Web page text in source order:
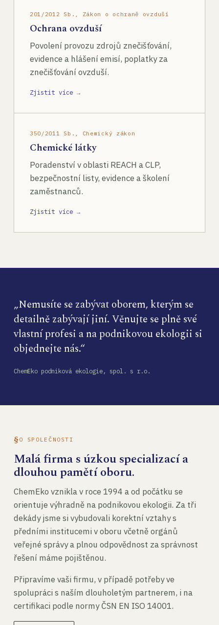
201/2012 Sb., Zákon o ochraně ovzduší
Ochrana ovzduší
Povolení provozu zdrojů znečišťování,
evidence a hlášení emisí, poplatky za
znečišťování ovzduší.
Zjistit více →
350/2011 Sb., Chemický zákon
Chemické látky
Poradenství v oblasti REACH a CLP,
bezpečnostní listy, evidence a školení
zaměstnanců.
Zjistit více →
„Nemusíte se zabývat oborem, kterým se
detailně zabývají jiní. Věnujte se plně své
vlastní profesi a na podnikovou ekologii si
objednejte nás.“
ChemEko podniková ekologie, spol. s r.o.
O SPOLEČNOSTI
Malá firma s úzkou specializací a
dlouhou pamětí oboru.
ChemEko vznikla v roce 1994 a od počátku se
orientuje výhradně na podnikovou ekologii. Za tři
dekády jsme si vybudovali korektní vztahy s
předními institucemi v oboru včetně orgánů
veřejné správy a plnou odpovědnost za správnost
řešení máme pojištěnou.
Připravíme vaši firmu, v případě potřeby ve
spolupráci s naším dlouholetým partnerem, i na
certifikaci podle normy ČSN EN ISO 14001.